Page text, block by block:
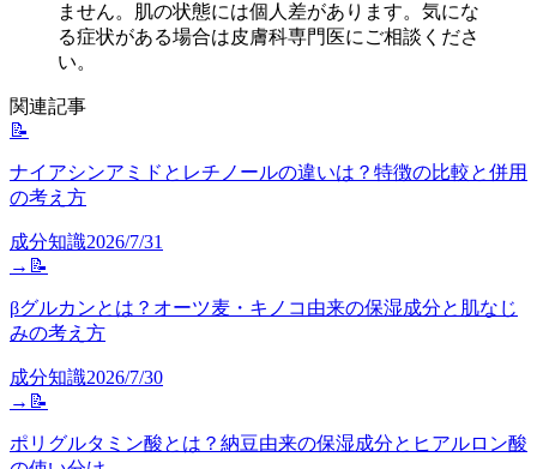
ません。肌の状態には個人差があります。気にな
る症状がある場合は皮膚科専門医にご相談くださ
い。
関連記事
📝
ナイアシンアミドとレチノールの違いは？特徴の比較と併用
の考え方
成分知識2026/7/31
→ 📝
βグルカンとは？オーツ麦・キノコ由来の保湿成分と肌なじ
みの考え方
成分知識2026/7/30
→ 📝
ポリグルタミン酸とは？納豆由来の保湿成分とヒアルロン酸